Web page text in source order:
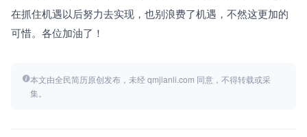
在抓住机遇以后努力去实现，也别浪费了机遇，不然这更加的
可惜。各位加油了！
本文由全民简历原创发布，未经 qmjianli.com 同意，不得转载或采
集。